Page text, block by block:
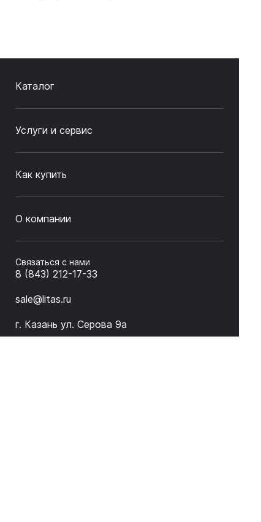
Каталог
Услуги и сервис
Как купить
О компании
Связаться с нами
8 (843) 212-17-33
sale@litas.ru
г. Казань ул. Серова 9а